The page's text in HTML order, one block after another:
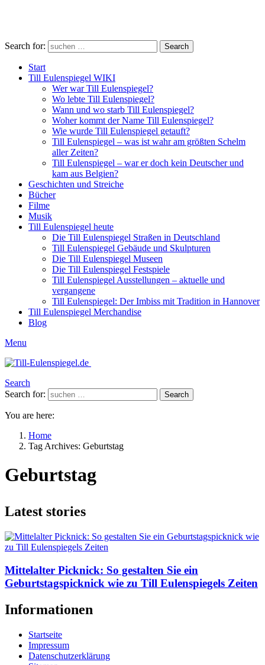
Search for: Search
Start
Till Eulenspiegel WIKI
Wer war Till Eulenspiegel?
Wo lebte Till Eulenspiegel?
Wann und wo starb Till Eulenspiegel?
Woher kommt der Name Till Eulenspiegel?
Wie wurde Till Eulenspiegel getauft?
Till Eulenspiegel – was ist wahr am größten Schelm
aller Zeiten?
Till Eulenspiegel – war er doch kein Deutscher und
kam aus Belgien?
Geschichten und Streiche
Bücher
Filme
Musik
Till Eulenspiegel heute
Die Till Eulenspiegel Straßen in Deutschland
Till Eulenspiegel Gebäude und Skulpturen
Die Till Eulenspiegel Museen
Die Till Eulenspiegel Festspiele
Till Eulenspiegel Ausstellungen – aktuelle und
vergangene
Till Eulenspiegel: Der Imbiss mit Tradition in Hannover
Till Eulenspiegel Merchandise
Blog
Menu
Search
Search for:
Search
You are here:
Home
Tag Archives: Geburtstag
Geburtstag
Latest stories
Mittelalter Picknick: So gestalten Sie ein
Geburtstagspicknick wie zu Till Eulenspiegels Zeiten
Informationen
Startseite
Impressum
Datenschutzerklärung